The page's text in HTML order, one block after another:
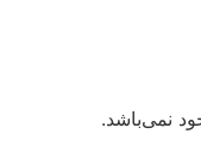
نمی‌باشد.